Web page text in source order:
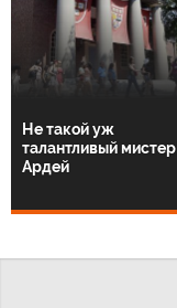
Не такой уж
талантливый мистер
Ардей